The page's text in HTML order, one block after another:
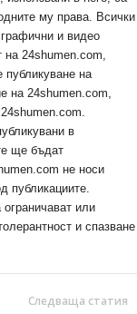
му права. Всички
и видео
на 24shumen.com,
публикуване на
на 24shumen.com,
в
ще бъдат
не носи
публикациите.
или
и спазване
Следваща статия